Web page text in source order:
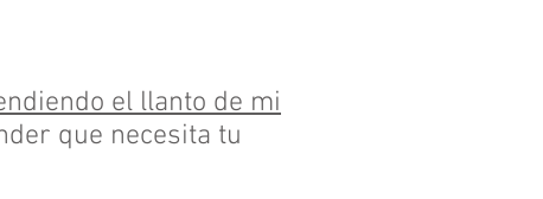
el llanto de mi
que necesita tu